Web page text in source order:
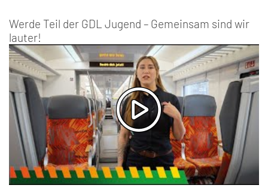
Werde Teil der GDL Jugend – Gemeinsam sind wir
lauter!